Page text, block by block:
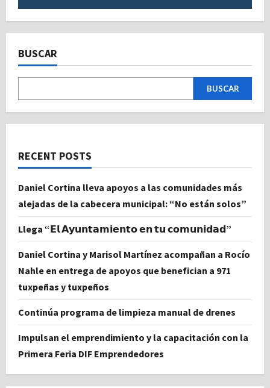
BUSCAR
BUSCAR
RECENT POSTS
Daniel Cortina lleva apoyos a las comunidades más
alejadas de la cabecera municipal: “No están solos”
Llega “𝗘𝗹 𝗔𝘆𝘂𝗻𝘁𝗮𝗺𝗶𝗲𝗻𝘁𝗼 𝗲𝗻 𝘁𝘂 𝗰𝗼𝗺𝘂𝗻𝗶𝗱𝗮𝗱”
Daniel Cortina y Marisol Martínez acompañan a Rocío
Nahle en entrega de apoyos que benefician a 971
tuxpeñas y tuxpeños
Continúa programa de limpieza manual de drenes
Impulsan el emprendimiento y la capacitación con la
Primera Feria DIF Emprendedores